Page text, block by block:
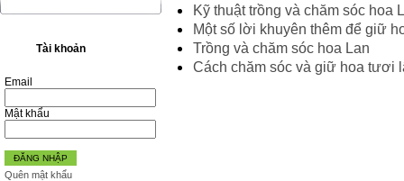
Tài khoản
Email
Mật khẩu
ĐĂNG NHẬP
Quên mật khẩu
Kỹ thuật trồng và chăm sóc hoa
Một số lời khuyên thêm để giữ
Trồng và chăm sóc hoa Lan
Cách chăm sóc và giữ hoa tươi